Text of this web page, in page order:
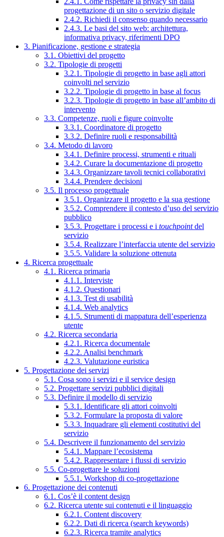
progettazione di un sito o servizio digitale
2.4.2. Richiedi il consenso quando necessario
2.4.3. Le basi del sito web: architettura,
informativa privacy, riferimenti DPO
3. Pianificazione, gestione e strategia
3.1. Obiettivi del progetto
3.2. Tipologie di progetti
3.2.1. Tipologie di progetto in base agli attori
coinvolti nel servizio
3.2.2. Tipologie di progetto in base al focus
3.2.3. Tipologie di progetto in base all’ambito di
intervento
3.3. Competenze, ruoli e figure coinvolte
3.3.1. Coordinatore di progetto
3.3.2. Definire ruoli e responsabilità
3.4. Metodo di lavoro
3.4.1. Definire processi, strumenti e rituali
3.4.2. Curare la documentazione di progetto
3.4.3. Organizzare tavoli tecnici collaborativi
3.4.4. Prendere decisioni
3.5. Il processo progettuale
3.5.1. Organizzare il progetto e la sua gestione
3.5.2. Comprendere il contesto d’uso del servizio
pubblico
3.5.3. Progettare i processi e i touchpointdel
servizio
3.5.4. Realizzare l’interfaccia utente del servizio
3.5.5. Validare la soluzione ottenuta
4. Ricerca progettuale
4.1. Ricerca primaria
4.1.1. Interviste
4.1.2. Questionari
4.1.3. Test di usabilità
4.1.4. Web analytics
4.1.5. Strumenti di mappatura dell’esperienza
utente
4.2. Ricerca secondaria
4.2.1. Ricerca documentale
4.2.2. Analisi benchmark
4.2.3. Valutazione euristica
5. Progettazione dei servizi
5.1. Cosa sono i servizi e il service design
5.2. Progettare servizi pubblici digitali
5.3. Definire il modello di servizio
5.3.1. Identificare gli attori coinvolti
5.3.2. Formulare la proposta di valore
5.3.3. Inquadrare gli elementi costitutivi del
servizio
5.4. Descrivere il funzionamento del servizio
5.4.1. Mappare l’ecosistema
5.4.2. Rappresentare i flussi di servizio
5.5. Co-progettare le soluzioni
5.5.1. Workshop di co-progettazione
6. Progettazione dei contenuti
6.1. Cos’è il content design
6.2. Ricerca utente sui contenuti e il linguaggio
6.2.1. Content discovery
6.2.2. Dati di ricerca (search keywords)
6.2.3. Ricerca tramite analytics